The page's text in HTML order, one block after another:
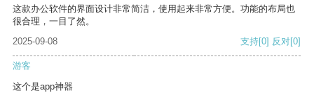
这款办公软件的界面设计非常简洁，使用起来非常方便。功能的布局也
很合理，一目了然。
2025-09-08
支持[0] 反对[0]
游客
这个是app神器